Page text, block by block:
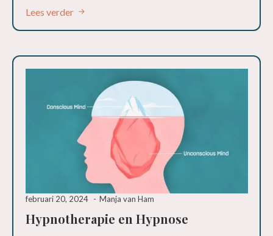
Lees verder
Hypnotherapie en Hypnose
februari 20, 2024 Manja van Ham